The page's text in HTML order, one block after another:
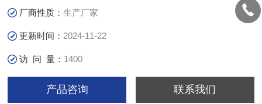
厂商性质：生产厂家
更新时间： 2024-11-22
访 问 量： 1400
产品咨询 联系我们